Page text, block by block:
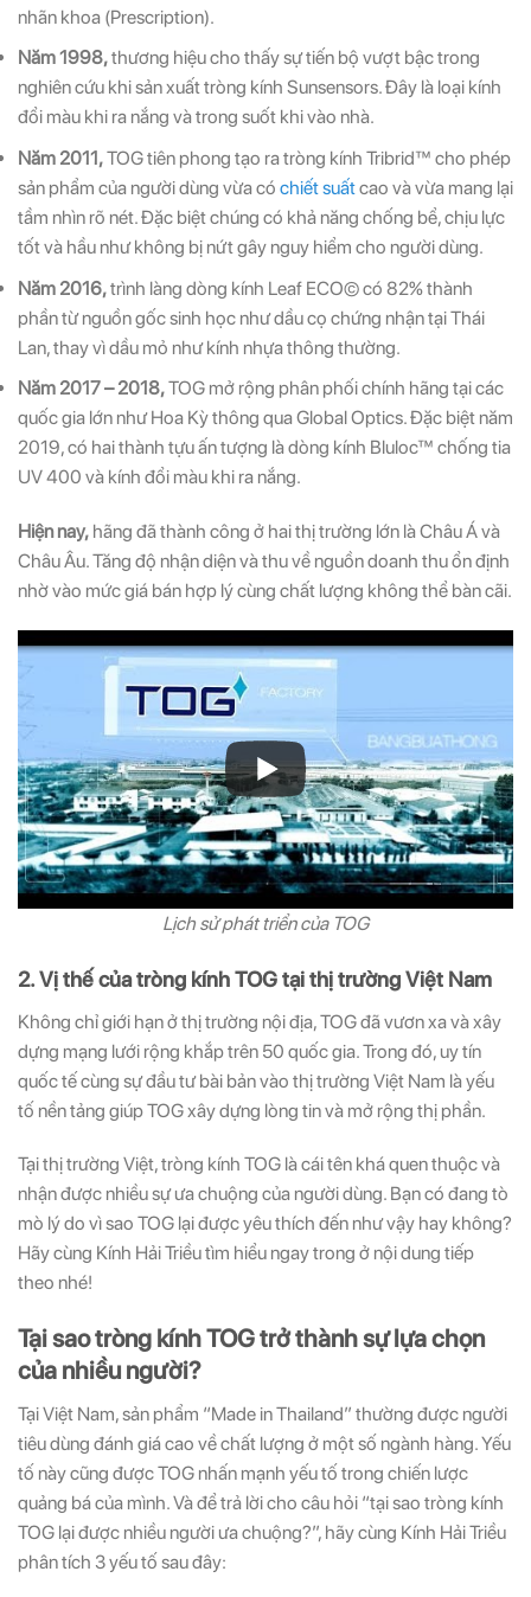
nhãn khoa (Prescription).
Năm 1998,thương hiệu cho thấy sự tiến bộ vượt bậc trong
nghiên cứu khi sản xuất tròng kính Sunsensors. Đây là loại kính
đổi màu khi ra nắng và trong suốt khi vào nhà.
Năm 2011,TOG tiên phong tạo ra tròng kính Tribrid™ cho phép
sản phẩm của người dùng vừa có chiết suấtcao và vừa mang lại
tầm nhìn rõ nét. Đặc biệt chúng có khả năng chống bể, chịu lực
tốt và hầu như không bị nứt gây nguy hiểm cho người dùng.
Năm 2016,trình làng dòng kính Leaf ECO© có 82% thành
phần từ nguồn gốc sinh học như dầu cọ chứng nhận tại Thái
Lan, thay vì dầu mỏ như kính nhựa thông thường.
Năm 2017 – 2018,TOG mở rộng phân phối chính hãng tại các
quốc gia lớn như Hoa Kỳ thông qua Global Optics. Đặc biệt năm
2019, có hai thành tựu ấn tượng là dòng kính Bluloc™ chống tia
UV 400 và kính đổi màu khi ra nắng.
Hiện nay, hãng đã thành công ở hai thị trường lớn là Châu Á và
Châu Âu. Tăng độ nhận diện và thu về nguồn doanh thu ổn định
nhờ vào mức giá bán hợp lý cùng chất lượng không thể bàn cãi.
Lịch sử phát triển của TOG
2. Vị thế của tròng kính TOG tại thị trường Việt Nam
Không chỉ giới hạn ở thị trường nội địa, TOG đã vươn xa và xây
dựng mạng lưới rộng khắp trên 50 quốc gia. Trong đó, uy tín
quốc tế cùng sự đầu tư bài bản vào thị trường Việt Nam là yếu
tố nền tảng giúp TOG xây dựng lòng tin và mở rộng thị phần.
Tại thị trường Việt, tròng kính TOG là cái tên khá quen thuộc và
nhận được nhiều sự ưa chuộng của người dùng. Bạn có đang tò
mò lý do vì sao TOG lại được yêu thích đến như vậy hay không?
Hãy cùng Kính Hải Triều tìm hiểu ngay trong ở nội dung tiếp
theo nhé!
Tại sao tròng kính TOG trở thành sự lựa chọn
của nhiều người?
Tại Việt Nam, sản phẩm “Made in Thailand” thường được người
tiêu dùng đánh giá cao về chất lượng ở một số ngành hàng. Yếu
tố này cũng được TOG nhấn mạnh yếu tố trong chiến lược
quảng bá của mình. Và để trả lời cho câu hỏi “tại sao tròng kính
TOG lại được nhiều người ưa chuộng?”, hãy cùng Kính Hải Triều
phân tích 3 yếu tố sau đây: